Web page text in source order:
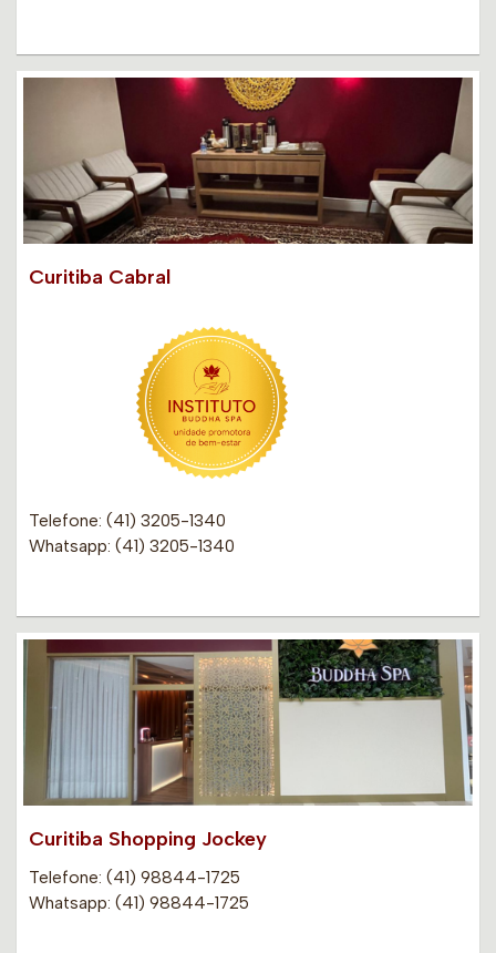
Curitiba Cabral
Telefone: (41) 3205-1340
Whatsapp: (41) 3205-1340
Curitiba Shopping Jockey
Telefone: (41) 98844-1725
Whatsapp: (41) 98844-1725